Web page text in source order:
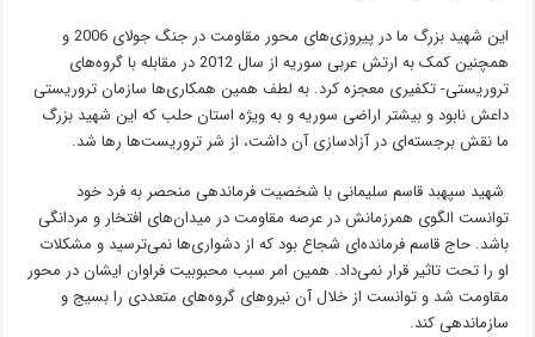
این شهید بزرگ ما در پیروزی‌های محور مقاومت در جنگ جولای 2006 و
همچنین کمک به ارتش عربی سوریه از سال 2012 در مقابله با گروه‌های
تروریستی- تکفیری معجزه ‌کرد. به لطف همین همکاری‌ها سازمان تروریستی
داعش نابود و بیشتر اراضی سوریه و به ویژه استان حلب که این شهید بزرگ
ما نقش برجسته‌ای در آزادسازی آن داشت، از شر تروریست‌ها رها شد.
شهید سپهبد قاسم سلیمانی با شخصیت فرماندهی منحصر به فرد خود
توانست الگوی همرزمانش در عرصه مقاومت در میدان‌های افتخار و مردانگی
باشد. حاج قاسم فرمانده‌ای شجاع بود که از دشواری‌ها نمی‌ترسید و مشکلات
او را تحت تاثیر قرار نمی‌داد. همین امر سبب محبوبیت فراوان ایشان در محور
مقاومت شد و توانست از خلال آن نیروهای گروه‌های متعددی را بسیج و
سازماندهی کند.